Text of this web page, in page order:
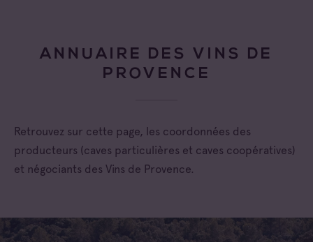
ANNUAIRE DES VINS DE
PROVENCE
Retrouvez sur cette page, les coordonnées des
producteurs (caves particulières et caves coopératives)
et négociants des Vins de Provence.